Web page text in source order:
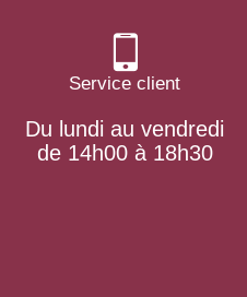
Service client
Du lundi au vendredi
de 14h00 à 18h30